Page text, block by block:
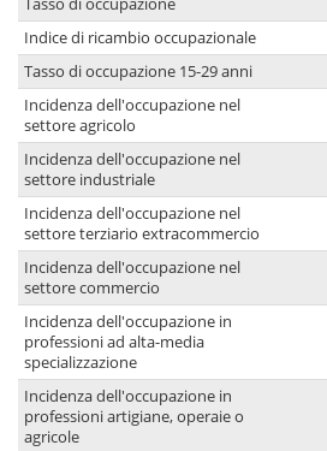
Tasso di occupazione
Indice di ricambio occupazionale
Tasso di occupazione 15-29 anni
Incidenza dell'occupazione nel
settore agricolo
Incidenza dell'occupazione nel
settore industriale
Incidenza dell'occupazione nel
settore terziario extracommercio
Incidenza dell'occupazione nel
settore commercio
Incidenza dell'occupazione in
professioni ad alta-media
specializzazione
Incidenza dell'occupazione in
professioni artigiane, operaie o
agricole